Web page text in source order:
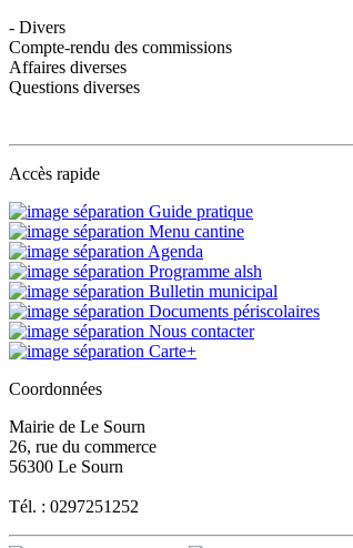
- Divers
Compte-rendu des commissions
Affaires diverses
Questions diverses
Accès rapide
Guide pratique
Menu cantine
Agenda
Programme alsh
Bulletin municipal
Documents périscolaires
Nous contacter
Carte+
Coordonnées
Mairie de Le Sourn
26, rue du commerce
56300 Le Sourn
Tél. : 0297251252